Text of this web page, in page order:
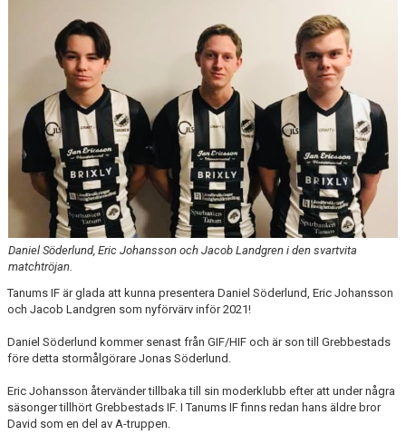
Daniel Söderlund, Eric Johansson och Jacob Landgren i den svartvita
matchtröjan.
Tanums IF är glada att kunna presentera Daniel Söderlund, Eric Johansson
och Jacob Landgren som nyförvärv inför 2021!
Daniel Söderlund kommer senast från GIF/HIF och är son till Grebbestads
före detta stormålgörare Jonas Söderlund.
Eric Johansson återvänder tillbaka till sin moderklubb efter att under några
säsonger tillhört Grebbestads IF. I Tanums IF finns redan hans äldre bror
David som en del av A-truppen.